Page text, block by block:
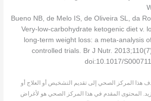
Bueno NB, de Melo IS, de Oliveira SL, da
Very-low-carbohydrate ketogenic diet v.
long-term weight loss: a meta-analysis
controlled trials. Br J Nutr.
doi:10.1017/
هذا المركز الصحي إلى تقديم التشخيص أو العلاج أو
المحتوى المقدم في هذا المركز الصحي هو لأغراض